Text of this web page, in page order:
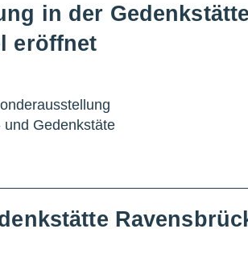
in der Gedenkstätte
eröffnet
und Gedenkstäte